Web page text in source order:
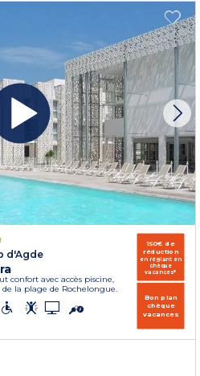
d'Agde
confort avec accès piscine,
la plage de Rochelongue.
150€ de
réduction
en réglant en
chèque
vacances*
Bon plan
chèque
vacances